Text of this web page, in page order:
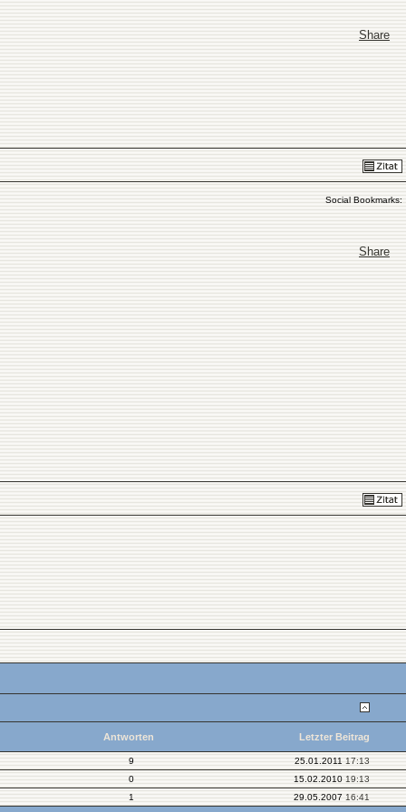
Share
Social Bookmarks:
Share
Antworten Letzter Beitrag
9 25.01.2011 17:13
0 15.02.2010 19:13
1 29.05.2007 16:41